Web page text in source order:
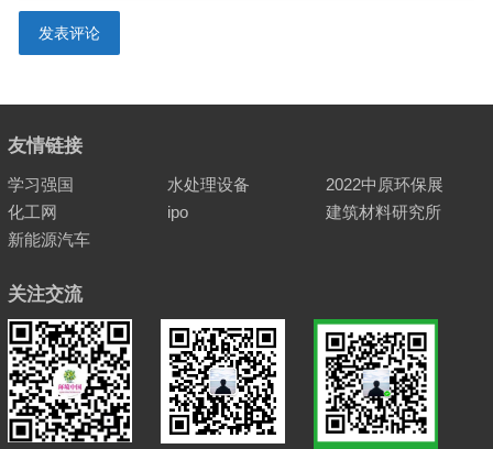
友情链接
学习强国 水处理设备
2022中原环保展
化工网
ipo
建筑材料研究所
新能源汽车
关注交流